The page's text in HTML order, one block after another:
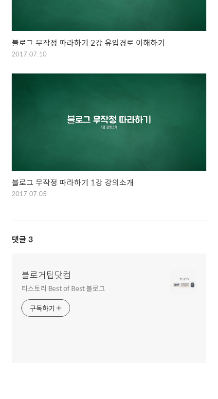
블로그 무작정 따라하기 2강 유입경로 이해하기
2017.07.10
블로그 무작정 따라하기 1강 강의소개
2017.07.05
댓글 3
블로거팁닷컴
티스토리 Best of Best 블로그
구독하기